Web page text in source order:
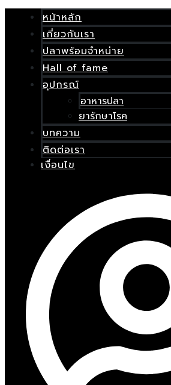
หน้าหลัก
เกี่ยวกับเรา
ปลาพร้อมจำหน่าย
Hall of fame
อุปกรณ์
อาหารปลา
ยารักษาโรค
บทความ
ติดต่อเรา
เงื่อนไข